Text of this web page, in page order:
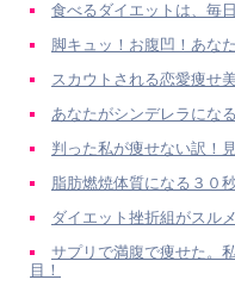
食べるダイエットは、毎
脚キュッ！お腹凹！あな
スカウトされる恋愛痩せ
あなたがシンデレラにな
判った私が痩せない訳！
脂肪燃焼体質になる３０
ダイエット挫折組がスル
サプリで満腹で痩せた。
目！